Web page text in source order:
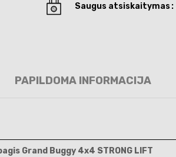
Saugus atsiskaitymas
PAPILDOMA INFORMACIJA
Grand Buggy 4x4 STRONG LIFT